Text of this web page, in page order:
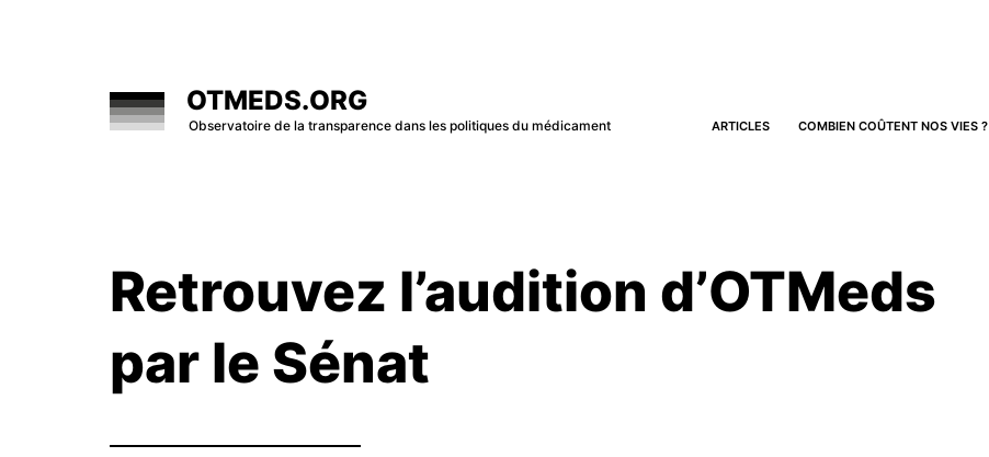
OTMEDS.ORG
Observatoire de la transparence dans les politiques du médicament ARTICLES COMBIEN COÛTENT NOS VIES ?
Retrouvez l’audition d’OTMeds
par le Sénat